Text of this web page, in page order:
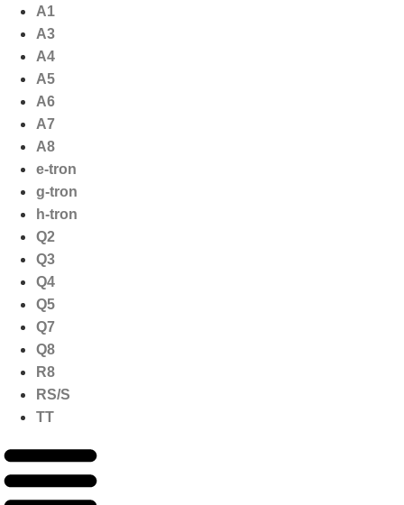
naar
inhoud
A1
A3
A4
A5
A6
A7
A8
e-tron
g-tron
h-tron
Q2
Q3
Q4
Q5
Q7
Q8
R8
RS/S
TT